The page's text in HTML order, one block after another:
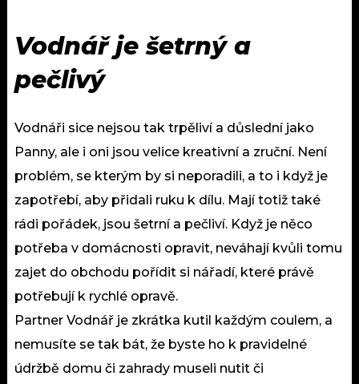
Vodnář je šetrný a
pečlivý
Vodnáři sice nejsou tak trpěliví a důslední jako
Panny, ale i oni jsou velice kreativní a zruční. Není
problém, se kterým by si neporadili, a to i když je
zapotřebí, aby přidali ruku k dílu. Mají totiž také
rádi pořádek, jsou šetrní a pečliví. Když je něco
potřeba v domácnosti opravit, neváhají kvůli tomu
zajet do obchodu pořídit si nářadí, které právě
potřebují k rychlé opravě.
Partner Vodnář je zkrátka kutil každým coulem, a
nemusíte se tak bát, že byste ho k pravidelné
údržbě domu či zahrady museli nutit či